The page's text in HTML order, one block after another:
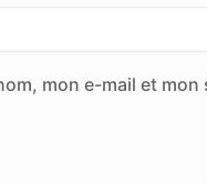
mon e-mail et